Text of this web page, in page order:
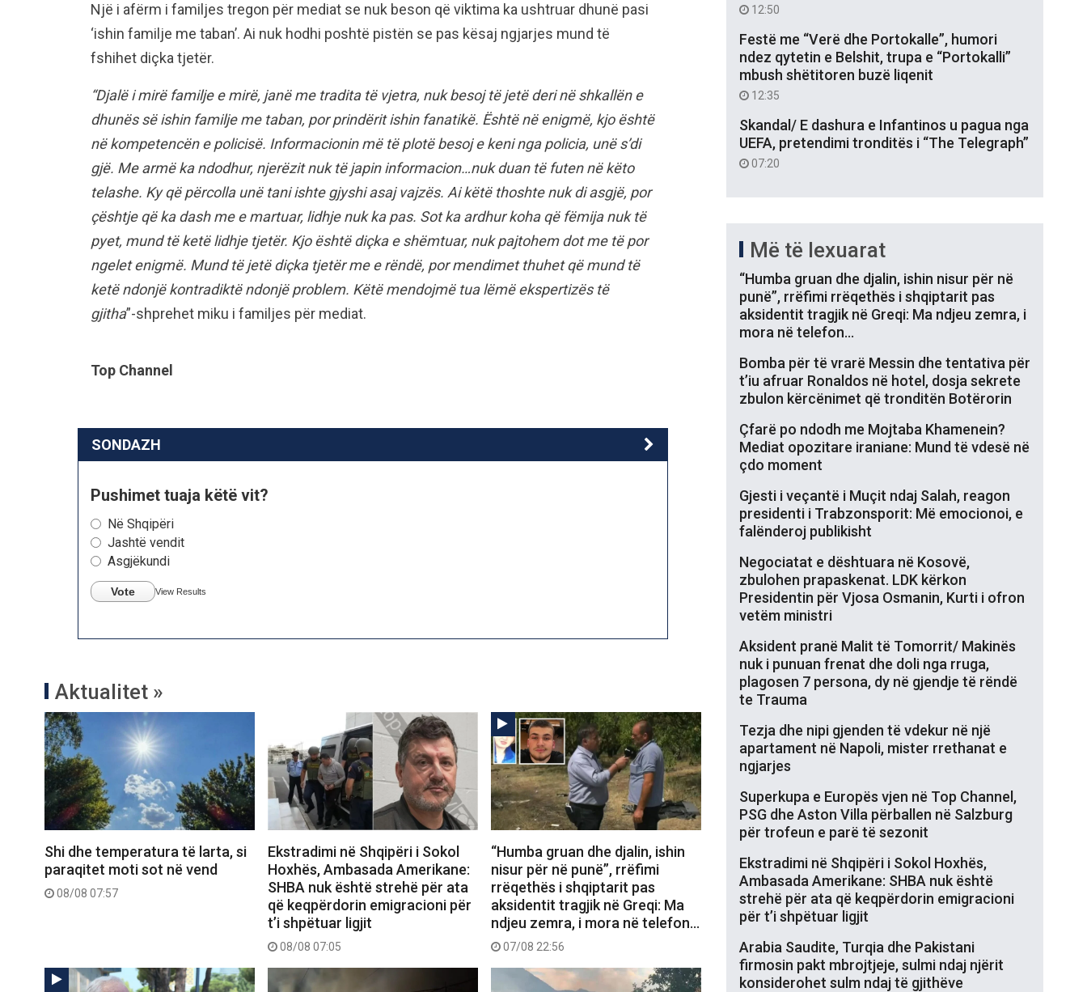
Një i afërm i familjes tregon për mediat se nuk beson që viktima ka ushtruar dhunë pasi
‘ishin familje me taban’. Ai nuk hodhi poshtë pistën se pas kësaj ngjarjes mund të
fshihet diçka tjetër.
“Djalë i mirë familje e mirë, janë me tradita të vjetra, nuk besoj të jetë deri në shkallën e
dhunës së ishin familje me taban, por prindërit ishin fanatikë. Është në enigmë, kjo është
në kompetencën e policisë. Informacionin më të plotë besoj e keni nga policia, unë s’di
gjë. Me armë ka ndodhur, njerëzit nuk të japin informacion…nuk duan të futen në këto
telashe. Ky që përcolla unë tani ishte gjyshi asaj vajzës. Ai këtë thoshte nuk di asgjë, por
çështje që ka dash me e martuar, lidhje nuk ka pas. Sot ka ardhur koha që fëmija nuk të
pyet, mund të ketë lidhje tjetër. Kjo është diçka e shëmtuar, nuk pajtohem dot me të por
ngelet enigmë. Mund të jetë diçka tjetër me e rëndë, por mendimet thuhet që mund të
ketë ndonjë kontradiktë ndonjë problem. Këtë mendojmë tua lëmë ekspertizës të
gjitha”-shprehet miku i familjes për mediat.
Top Channel
SONDAZH
Pushimet tuaja këtë vit?
Në Shqipëri
Jashtë vendit
Asgjëkundi
Vote View Results
Aktualitet »
Shi dhe temperatura të larta, si
paraqitet moti sot në vend
08/08 07:57
Ekstradimi në Shqipëri i Sokol
Hoxhës, Ambasada Amerikane:
SHBA nuk është strehë për ata
që keqpërdorin emigracioni për
t’i shpëtuar ligjit
08/08 07:05
“Humba gruan dhe djalin, ishin
nisur për në punë”, rrëfimi
rrëqethës i shqiptarit pas
aksidentit tragjik në Greqi: Ma
ndjeu zemra, i mora në telefon…
07/08 22:56
12:50
Festë me “Verë dhe Portokalle”, humori
ndez qytetin e Belshit, trupa e “Portokalli”
mbush shëtitoren buzë liqenit
12:35
Skandal/ E dashura e Infantinos u pagua nga
UEFA, pretendimi tronditës i “The Telegraph”
07:20
Më të lexuarat
“Humba gruan dhe djalin, ishin nisur për në
punë”, rrëfimi rrëqethës i shqiptarit pas
aksidentit tragjik në Greqi: Ma ndjeu zemra, i
mora në telefon…
Bomba për të vrarë Messin dhe tentativa për
t’iu afruar Ronaldos në hotel, dosja sekrete
zbulon kërcënimet që tronditën Botërorin
Çfarë po ndodh me Mojtaba Khamenein?
Mediat opozitare iraniane: Mund të vdesë në
çdo moment
Gjesti i veçantë i Muçit ndaj Salah, reagon
presidenti i Trabzonsporit: Më emocionoi, e
falënderoj publikisht
Negociatat e dështuara në Kosovë,
zbulohen prapaskenat. LDK kërkon
Presidentin për Vjosa Osmanin, Kurti i ofron
vetëm ministri
Aksident pranë Malit të Tomorrit/ Makinës
nuk i punuan frenat dhe doli nga rruga,
plagosen 7 persona, dy në gjendje të rëndë
te Trauma
Tezja dhe nipi gjenden të vdekur në një
apartament në Napoli, mister rrethanat e
ngjarjes
Superkupa e Europës vjen në Top Channel,
PSG dhe Aston Villa përballen në Salzburg
për trofeun e parë të sezonit
Ekstradimi në Shqipëri i Sokol Hoxhës,
Ambasada Amerikane: SHBA nuk është
strehë për ata që keqpërdorin emigracioni
për t’i shpëtuar ligjit
Arabia Saudite, Turqia dhe Pakistani
firmosin pakt mbrojtjeje, sulmi ndaj njërit
konsiderohet sulm ndaj të gjithëve